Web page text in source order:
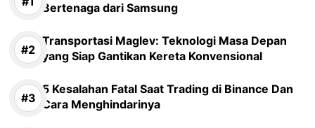
Bertenaga dari Samsung
Transportasi Maglev: Teknologi Masa Depan
yang Siap Gantikan Kereta Konvensional
5 Kesalahan Fatal Saat Trading di Binance Dan
Cara Menghindarinya